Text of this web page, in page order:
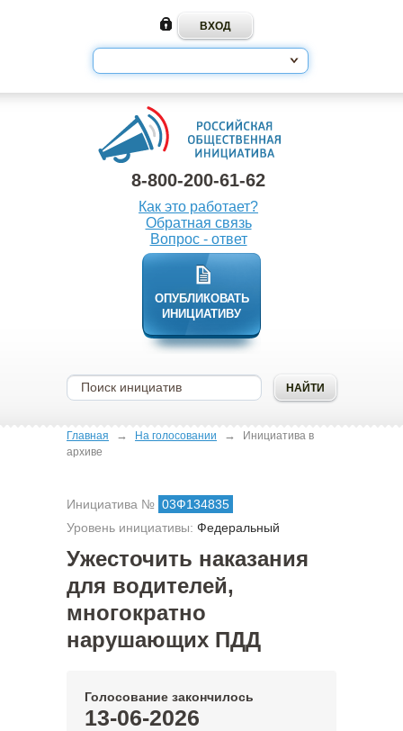
8-800-200-61-62
Как это работает?
Обратная связь
Вопрос - ответ
ОПУБЛИКОВАТЬ
ИНИЦИАТИВУ
Главная → На голосовании →
Инициатива в
архиве
Инициатива № 03Ф134835
Уровень инициативы: Федеральный
Ужесточить наказания
для водителей,
многократно
нарушающих ПДД
Голосование закончилось
13-06-2026